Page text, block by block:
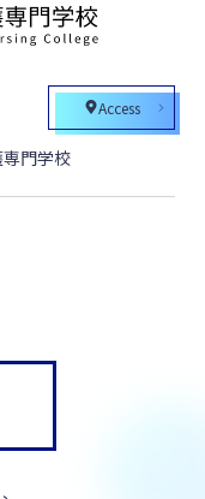
Access
門学校